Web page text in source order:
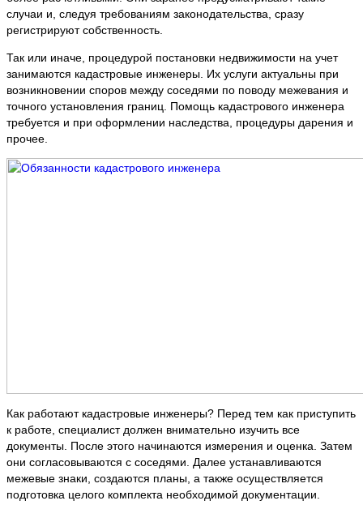
случаи и, следуя требованиям законодательства, сразу
регистрируют собственность.
Так или иначе, процедурой постановки недвижимости на учет
занимаются кадастровые инженеры. Их услуги актуальны при
возникновении споров между соседями по поводу межевания и
точного установления границ. Помощь кадастрового инженера
требуется и при оформлении наследства, процедуры дарения и
прочее.
Как работают кадастровые инженеры? Перед тем как приступить
к работе, специалист должен внимательно изучить все
документы. После этого начинаются измерения и оценка. Затем
они согласовываются с соседями. Далее устанавливаются
межевые знаки, создаются планы, а также осуществляется
подготовка целого комплекта необходимой документации.